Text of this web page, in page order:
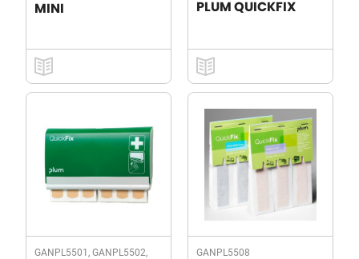
MINI
PLUM QUICKFIX
GANPL5501, GANPL5502,
GANPL5508